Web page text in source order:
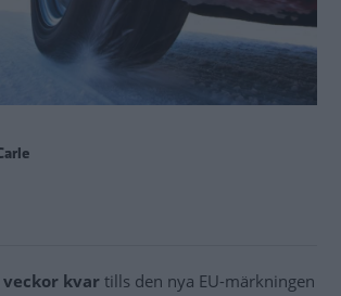
kvar tills den nya EU-märkningen